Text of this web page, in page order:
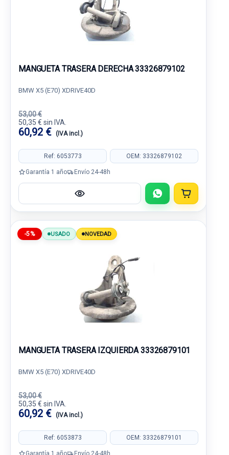
MANGUETA TRASERA DERECHA 33326879102
BMW X5 (E70) XDRIVE40D
53,00 €
50,35 € sin IVA.
60,92 € (IVA incl.)
Ref: 6053773 OEM: 33326879102
Garantía 1 año Envío 24-48h
-5% USADO NOVEDAD
MANGUETA TRASERA IZQUIERDA 33326879101
BMW X5 (E70) XDRIVE40D
53,00 €
50,35 € sin IVA.
60,92 € (IVA incl.)
Ref: 6053873 OEM: 33326879101
Garantía 1 año Envío 24-48h